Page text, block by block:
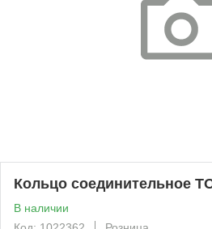
Кольцо соединительное
В наличии